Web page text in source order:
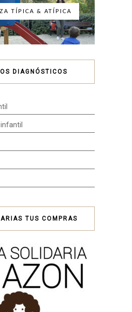
TÍPICA & ATÍPICA
DIAGNÓSTICOS
TUS COMPRAS